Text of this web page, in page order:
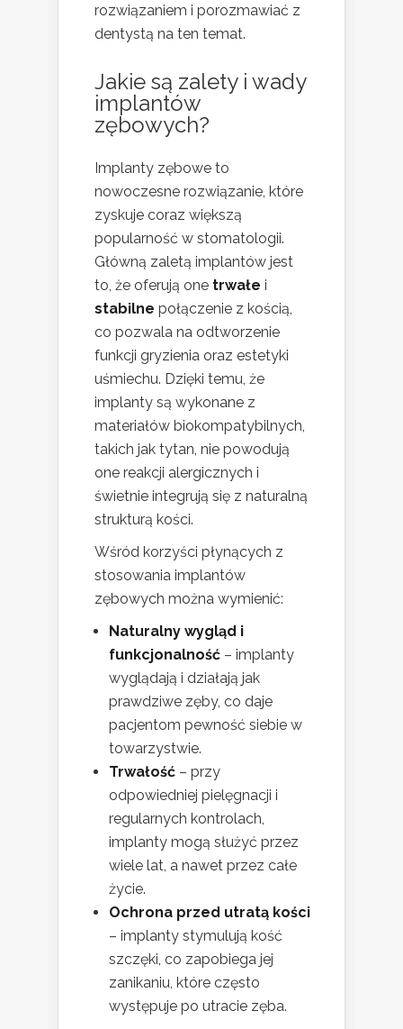
rozwiązaniem i porozmawiać z
dentystą na ten temat.
Jakie są zalety i wady
implantów
zębowych?
Implanty zębowe to
nowoczesne rozwiązanie, które
zyskuje coraz większą
popularność w stomatologii.
Główną zaletą implantów jest
to, że oferują one trwałe i
stabilne połączenie z kością,
co pozwala na odtworzenie
funkcji gryzienia oraz estetyki
uśmiechu. Dzięki temu, że
implanty są wykonane z
materiałów biokompatybilnych,
takich jak tytan, nie powodują
one reakcji alergicznych i
świetnie integrują się z naturalną
strukturą kości.
Wśród korzyści płynących z
stosowania implantów
zębowych można wymienić:
Naturalny wygląd i
funkcjonalność – implanty
wyglądają i działają jak
prawdziwe zęby, co daje
pacjentom pewność siebie w
towarzystwie.
Trwałość – przy
odpowiedniej pielęgnacji i
regularnych kontrolach,
implanty mogą służyć przez
wiele lat, a nawet przez całe
życie.
Ochrona przed utratą kości
– implanty stymulują kość
szczęki, co zapobiega jej
zanikaniu, które często
występuje po utracie zęba.